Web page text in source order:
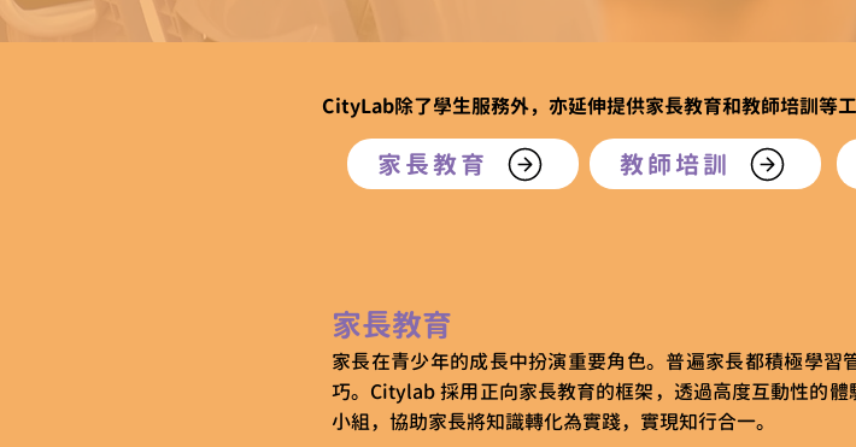
CityLab除了學生服務外，亦延伸提供家長教育和教師培訓等
家長教育 教師培訓
家長教育
家長在青少年的成長中扮演重要角色。普遍家長都積極學
巧。Citylab 採用正向家長教育的框架，透過高度互動性的
小組，協助家長將知識轉化為實踐，實現知行合一。